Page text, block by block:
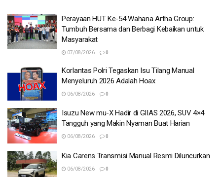
Perayaan HUT Ke-54 Wahana Artha Group:
Tumbuh Bersama dan Berbagi Kebaikan untuk
Masyarakat
07/08/2026 0
Korlantas Polri Tegaskan Isu Tilang Manual
Menyeluruh 2026 Adalah Hoax
06/08/2026 0
Isuzu New mu-X Hadir di GIIAS 2026, SUV 4×4
Tangguh yang Makin Nyaman Buat Harian
06/08/2026 0
Kia Carens Transmisi Manual Resmi Diluncurkan
06/08/2026 0